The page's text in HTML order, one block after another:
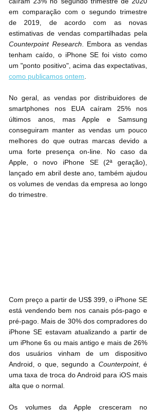
em comparação com o segundo trimestre
de 2019, de acordo com as novas
Counterpoint Research . Embora as vendas
tenham caído, o iPhone SE foi visto como
como publicamos ontem
No geral, as vendas por distribuidores de
smartphones nos EUA caíram 25% nos
últimos anos, mas Apple e Samsung
conseguiram manter as vendas um pouco
melhores do que outras marcas devido a
uma forte presença on-line. No caso da
Apple, o novo iPhone SE (2ª geração),
lançado em abril deste ano, também ajudou
os volumes de vendas da empresa ao longo
do trimestre.
Com preço a partir de US$ 399, o iPhone SE‌
está vendendo bem nos canais pós-pago e
pré-pago. Mais de 30% dos compradores do
iPhone SE‌ estavam atualizando a partir de
um ‌iPhone‌ 6s ou mais antigo e mais de 26%
dos usuários vinham de um dispositivo
Android, o que, segundo a Counterpoint, é
uma taxa de troca do Android para iOS mais
alta que o normal.
Os volumes da Apple cresceram no